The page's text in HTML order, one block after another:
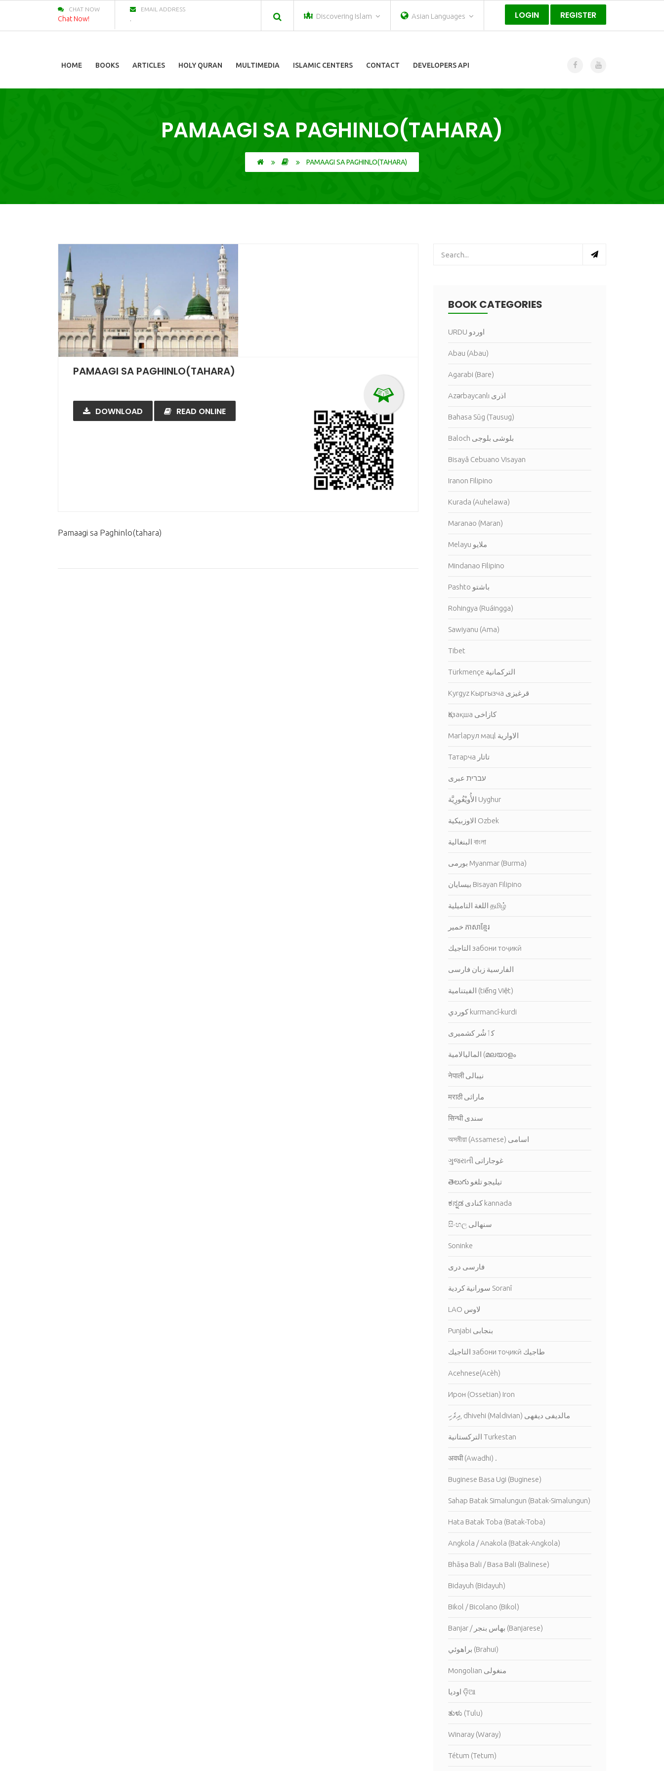
CHAT NOW
Chat Now!
EMAIL ADDRESS
. Discovering Islam Asian Languages LOGIN REGISTER
HOME BOOKS ARTICLES HOLY QURAN MULTIMEDIA ISLAMIC CENTERS CONTACT DEVELOPERS API
PAMAAGI SA PAGHINLO(TAHARA)
PAMAAGI SA PAGHINLO(TAHARA)
PAMAAGI SA PAGHINLO(TAHARA)
DOWNLOAD READ ONLINE
Pamaagi sa Paghinlo(tahara)
BOOK CATEGORIES
URDU اوردو
Abau (Abau)
Agarabi (Bare)
Azərbaycanlı اذرى
Bahasa Sūg (Tausug)
Baloch بلوشى بلوجى
Bisayâ Cebuano Visayan
Iranon Filipino
Kurada (Auhelawa)
Maranao (Maran)
Melayu ملايو
Mindanao Filipino
Pashto باشتو
Rohingya (Ruáingga)
Sawiyanu (Ama)
Tibet
Türkmençe التركمانية
Kyrgyz Кыргызча قرغيزى
Қазақша كازاخى
Магlарул мацl الاوارية
Татарча تاتار
עברית عبرى
الأُويْغُورِيَّة Uyghur
الاوزبيكية Ozbek
البنغالية বাংলা
بورمى Myanmar (Burma)
بيسايان Bisayan Filipino
اللغة التاميلية தமிழ்
خمير ភាសាខ្មែរ
التاجيك забони тоҷикӣ
الفارسية زبان فارسی
الفيتنامية (tiếng Việt)
كوردي kurmancî-kurdi
کٲشُر كشميرى
الماليالامية (മലയാളം ‎
नेपाली نيبالى
मराठी ماراثى
सिन्धी سندى
অসমীয়া (Assamese) اسامى
ગુજરાતી غوجاراتى
తెలుగు تيليجو تلغو
ಕನ್ನಡ كنادى kannada
සිංහල سنهالى
Soninke
فارسى درى
سورانية كردية Soranî
LAO لاوس
Punjabi بنجابى
التاجيك забони тоҷикӣ طاجيك
Acehnese(Acèh)
Ирон (Ossetian) Iron
ދިވެހި, dhivehi (Maldivian) مالديفى ديفهى
التركستانية Turkestan
अवधी (Awadhi) .
Buginese Basa Ugi (Buginese)
Sahap Batak Simalungun (Batak-Simalungun)
Hata Batak Toba (Batak-Toba)
Angkola / Anakola (Batak-Angkola)
Bhāṣa Bali / Basa Bali (Balinese)
Bidayuh (Bidayuh)
Bikol / Bicolano (Bikol)
Banjar / بهاس بنجر (Banjarese)
براهوئي (Brahui)
Mongolian منغولى
اوديا ଡ଼ିଆ
ತುಳು (Tulu)
Winaray (Waray)
Tétum (Tetum)